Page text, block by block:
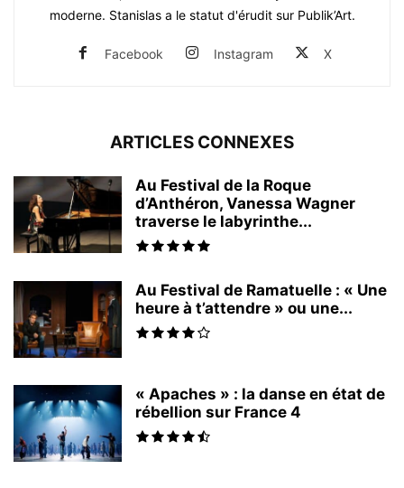
moderne. Stanislas a le statut d'érudit sur Publik’Art.
Facebook Instagram X
ARTICLES CONNEXES
Au Festival de la Roque
d’Anthéron, Vanessa Wagner
traverse le labyrinthe...
Au Festival de Ramatuelle : « Une
heure à t’attendre » ou une...
« Apaches » : la danse en état de
rébellion sur France 4